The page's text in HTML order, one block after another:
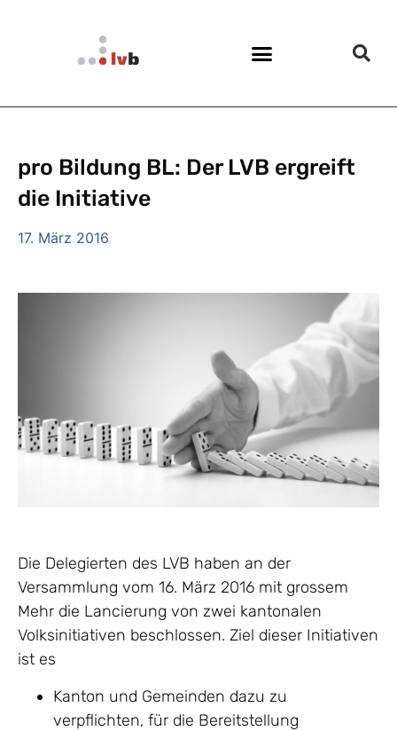
pro Bildung BL: Der LVB ergreift
die Initiative
17. März 2016
Die Delegierten des LVB haben an der
Versammlung vom 16. März 2016 mit grossem
Mehr die Lancierung von zwei kantonalen
Volksinitiativen beschlossen. Ziel dieser Initiativen
ist es
Kanton und Gemeinden dazu zu
verpflichten, für die Bereitstellung